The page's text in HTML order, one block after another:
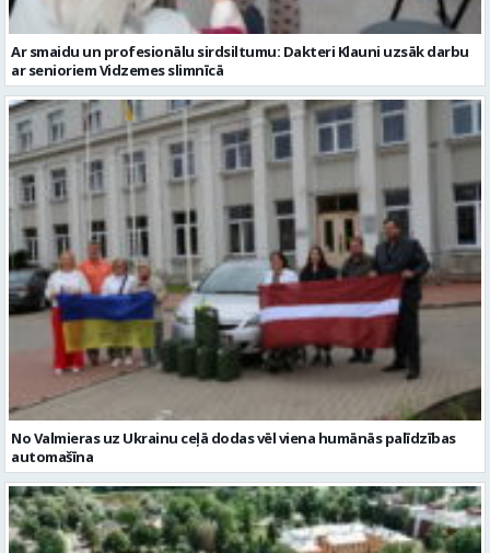
Ar smaidu un profesionālu sirdsiltumu: Dakteri Klauni uzsāk darbu
ar senioriem Vidzemes slimnīcā
No Valmieras uz Ukrainu ceļā dodas vēl viena humānās palīdzības
automašīna